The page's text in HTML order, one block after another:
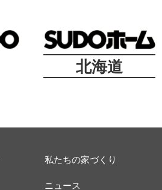
北海道
私たちの家づくり
ニュース